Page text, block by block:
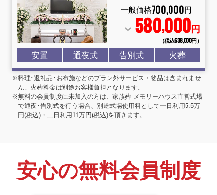
一般価格700,000円
580,000円
（税込638,000円）
安置 通夜式 告別式 火葬
※料理･返礼品･お布施などのプラン外サービス・物品は含まれませ
ん。火葬料金は別途お客様負担となります。
※無料の会員制度に未加入の方は、家族葬 メモリーハウス直営式場
で通夜･告別式を行う場合、別途式場使用料として一日利用5.5万
円(税込)・二日利用11万円(税込)を頂きます。
安心の無料会員制度